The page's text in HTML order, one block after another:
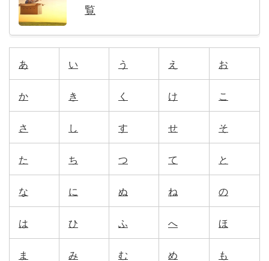
覧
あ い う え お
か き く け こ
さ し す せ そ
た ち つ て と
な に ぬ ね の
は ひ ふ へ ほ
ま み む め も